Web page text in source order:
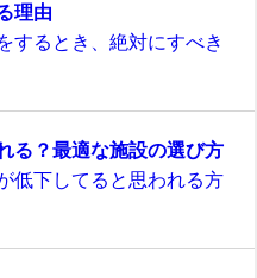
理由
するとき、絶対にすべき
る？最適な施設の選び方
低下してると思われる方